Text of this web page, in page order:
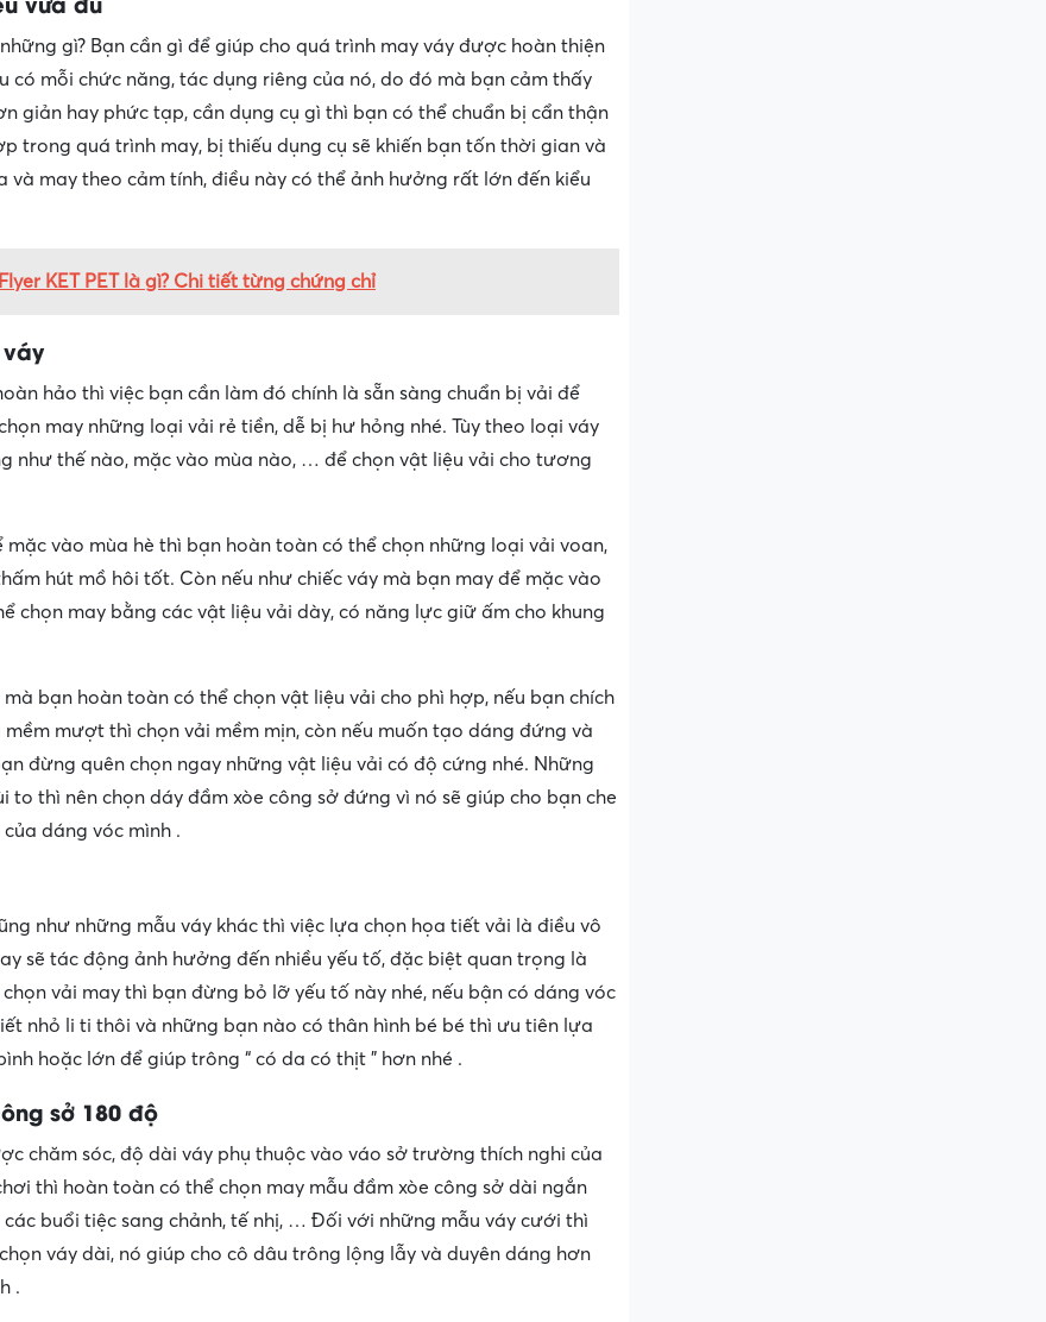
gì? Bạn cần gì để giúp cho quá trình may váy được hoàn thiện
có mỗi chức năng, tác dụng riêng của nó, do đó mà bạn cảm thấy
giản hay phức tạp, cần dụng cụ gì thì bạn có thể chuẩn bị cẩn thận
trong quá trình may, bị thiếu dụng cụ sẽ khiến bạn tốn thời gian và
và may theo cảm tính, điều này có thể ảnh hưởng rất lớn đến kiểu
KET PET là gì? Chi tiết từng chứng chỉ
hảo thì việc bạn cần làm đó chính là sẵn sàng chuẩn bị vải để
may những loại vải rẻ tiền, dễ bị hư hỏng nhé. Tùy theo loại váy
như thế nào, mặc vào mùa nào, … để chọn vật liệu vải cho tương
mặc vào mùa hè thì bạn hoàn toàn có thể chọn những loại vải voan,
hút mồ hôi tốt. Còn nếu như chiếc váy mà bạn may để mặc vào
chọn may bằng các vật liệu vải dày, có năng lực giữ ấm cho khung
bạn hoàn toàn có thể chọn vật liệu vải cho phì hợp, nếu bạn chích
mềm mượt thì chọn vải mềm mịn, còn nếu muốn tạo dáng đứng và
đừng quên chọn ngay những vật liệu vải có độ cứng nhé. Những
to thì nên chọn dáy đầm xòe công sở đứng vì nó sẽ giúp cho bạn che
dáng vóc mình .
như những mẫu váy khác thì việc lựa chọn họa tiết vải là điều vô
sẽ tác động ảnh hưởng đến nhiều yếu tố, đặc biệt quan trọng là
vải may thì bạn đừng bỏ lỡ yếu tố này nhé, nếu bận có dáng vóc
nhỏ li ti thôi và những bạn nào có thân hình bé bé thì ưu tiên lựa
hoặc lớn để giúp trông “ có da có thịt ” hơn nhé .
sở 180 độ
chăm sóc, độ dài váy phụ thuộc vào váo sở trường thích nghi của
thì hoàn toàn có thể chọn may mẫu đầm xòe công sở dài ngắn
buổi tiệc sang chảnh, tế nhị, … Đối với những mẫu váy cưới thì
váy dài, nó giúp cho cô dâu trông lộng lẫy và duyên dáng hơn
.